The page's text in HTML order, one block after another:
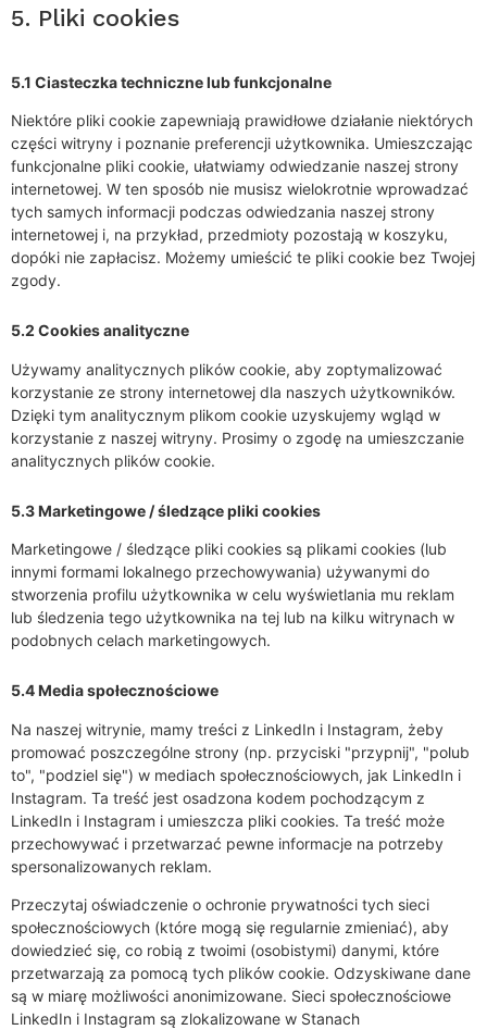
5. Pliki cookies
5.1 Ciasteczka techniczne lub funkcjonalne
Niektóre pliki cookie zapewniają prawidłowe działanie niektórych
części witryny i poznanie preferencji użytkownika. Umieszczając
funkcjonalne pliki cookie, ułatwiamy odwiedzanie naszej strony
internetowej. W ten sposób nie musisz wielokrotnie wprowadzać
tych samych informacji podczas odwiedzania naszej strony
internetowej i, na przykład, przedmioty pozostają w koszyku,
dopóki nie zapłacisz. Możemy umieścić te pliki cookie bez Twojej
zgody.
5.2 Cookies analityczne
Używamy analitycznych plików cookie, aby zoptymalizować
korzystanie ze strony internetowej dla naszych użytkowników.
Dzięki tym analitycznym plikom cookie uzyskujemy wgląd w
korzystanie z naszej witryny. Prosimy o zgodę na umieszczanie
analitycznych plików cookie.
5.3 Marketingowe / śledzące pliki cookies
Marketingowe / śledzące pliki cookies są plikami cookies (lub
innymi formami lokalnego przechowywania) używanymi do
stworzenia profilu użytkownika w celu wyświetlania mu reklam
lub śledzenia tego użytkownika na tej lub na kilku witrynach w
podobnych celach marketingowych.
5.4 Media społecznościowe
Na naszej witrynie, mamy treści z LinkedIn i Instagram, żeby
promować poszczególne strony (np. przyciski "przypnij", "polub
to", "podziel się") w mediach społecznościowych, jak LinkedIn i
Instagram. Ta treść jest osadzona kodem pochodzącym z
LinkedIn i Instagram i umieszcza pliki cookies. Ta treść może
przechowywać i przetwarzać pewne informacje na potrzeby
spersonalizowanych reklam.
Przeczytaj oświadczenie o ochronie prywatności tych sieci
społecznościowych (które mogą się regularnie zmieniać), aby
dowiedzieć się, co robią z twoimi (osobistymi) danymi, które
przetwarzają za pomocą tych plików cookie. Odzyskiwane dane
są w miarę możliwości anonimizowane. Sieci społecznościowe
LinkedIn i Instagram są zlokalizowane w Stanach